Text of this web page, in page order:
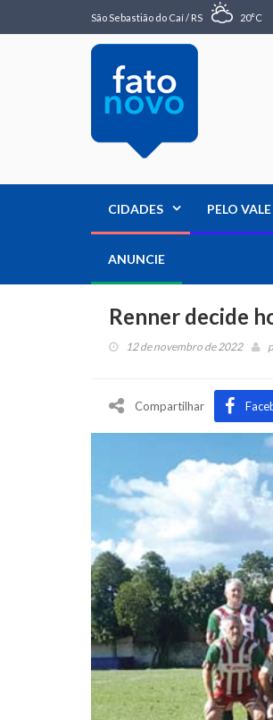
São Sebastião do Caí / RS 20°C
CIDADES PELO VALE
ANUNCIE
Renner decide
12 de novembro de 2022
Compartilhar